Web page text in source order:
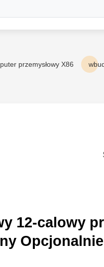
przemysłowy X86
12-calowy
Opcjonalnie